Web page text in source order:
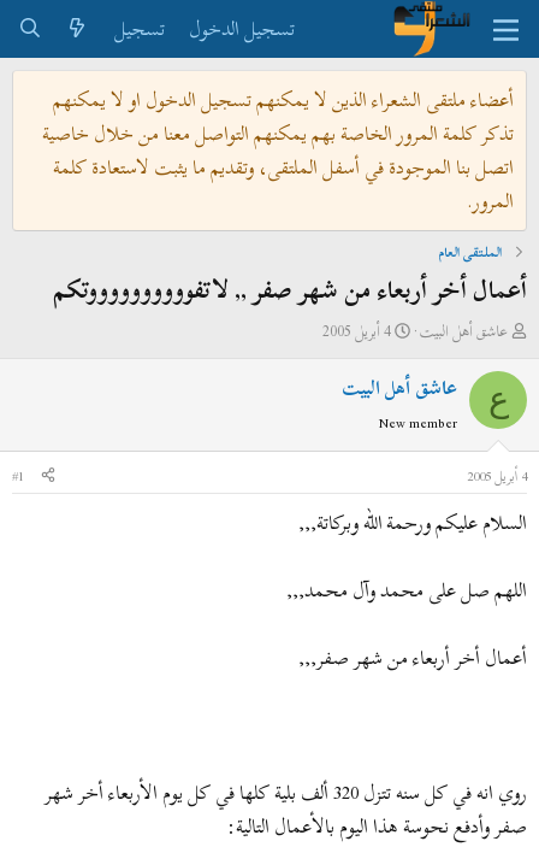
تسجيل الدخول
تسجيل
أعضاء ملتقى الشعراء الذين لا يمكنهم تسجيل الدخول او لا يمكنهم
تذكر كلمة المرور الخاصة بهم يمكنهم التواصل معنا من خلال خاصية
اتصل بنا الموجودة في أسفل الملتقى، وتقديم ما يثبت لاستعادة كلمة
المرور.
الملتقى العام
أعمال أخر أربعاء من شهر صفر ,, لاتفووووووووووتكم
ب
ئ
م
و
ع
عاشق أهل البيت
ت
ل
ب
ء
4 أبريل 2005
ع عاشق أهل البيت
New member
4 أبريل 2005
#1
السلام عليكم ورحمة الله وبركاتة,,,
اللهم صل على محمد وآل محمد,,,
أعمال أخر أربعاء من شهر صفر,,,
روي انه في كل سنه تتزل 320 ألف بلية كلها في كل يوم الأربعاء أخر شهر
صفر وأدفع نحوسة هذا اليوم بالأعمال التالية: